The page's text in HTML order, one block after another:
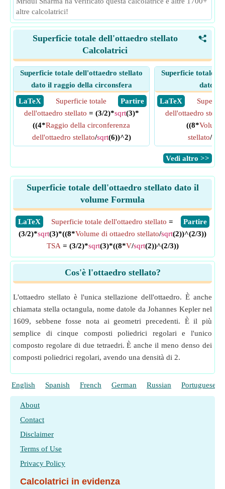
altre calcolatrici!
<
Superficie totale dell'ottaedro stellato
Calcolatrici
Superficie totale dell'ottaedro stellato
dato il raggio della circonsfera
​ LaTeX
​ Partire
Superficie totale
dell'ottaedro stellato = (3/2)*sqrt(3)*
((4*Raggio della circonferenza
dell'ottaedro stellato/sqrt(6))^2)
Superficie totale
dato il
​ LaTeX
dell'ottaedro
((8*
stellato/
​Vedi altro >>
Superficie totale dell'ottaedro stellato dato il
volume Formula
​LaTeX ​Partire
Superficie totale dell'ottaedro stellato =
(3/2)*sqrt(3)*((8*Volume di ottaedro stellato/sqrt(2))^(2/3))
TSA = (3/2)*sqrt(3)*((8*V/sqrt(2))^(2/3))
Cos'è l'ottaedro stellato?
L'ottaedro stellato è l'unica stellazione dell'ottaedro. È anche
chiamata stella octangula, nome datole da Johannes Kepler nel
1609, sebbene fosse nota ai geometri precedenti. È il più
semplice di cinque composti poliedrici regolari e l'unico
composto regolare di due tetraedri. È anche il meno denso dei
composti poliedrici regolari, avendo una densità di 2.
English Spanish French German Russian Portuguese
About
Contact
Disclaimer
Terms of Use
Privacy Policy
Calcolatrici in evidenza